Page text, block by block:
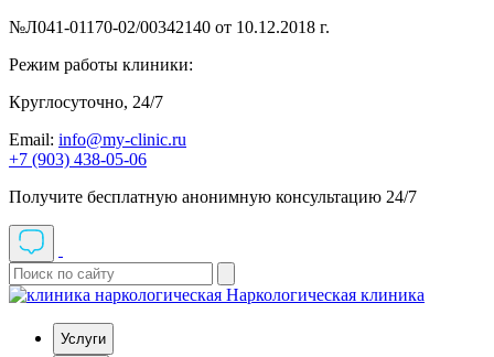
№Л041-01170-02/00342140 от 10.12.2018 г.
Режим работы клиники:
Круглосуточно, 24/7
Email: info@my-clinic.ru
+7 (903) 438-05-06
Получите бесплатную анонимную консультацию 24/7
Наркологическая клиника
Услуги